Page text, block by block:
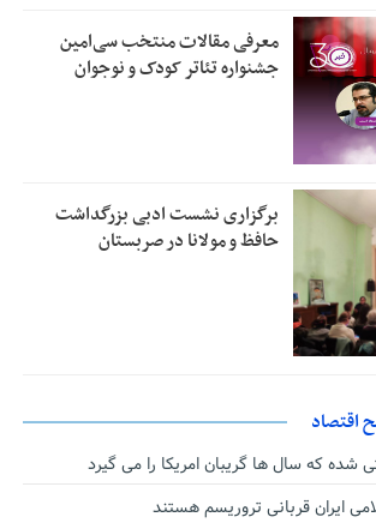
معرفی مقالات منتخب سی‌امین
جشنواره تئاتر کودک و نوجوان
برگزاری نشست ادبی بزرگداشت
حافظ و مولانا در صربستان
اقتصاد
شده که سال ها گریبان امریکا را می گیرد
ایران قربانی تروریسم هستند